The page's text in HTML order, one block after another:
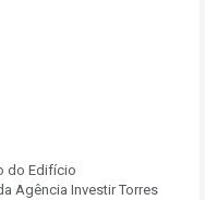
do Edifício
Agência Investir Torres